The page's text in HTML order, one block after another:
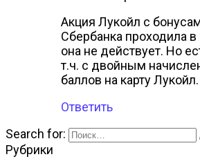
Акция Лукойл с
Сбербанка проходила в
она не действует. Но
т.ч. с двойным
баллов на карту Лукойл.
Ответить
Search for:
Рубрики